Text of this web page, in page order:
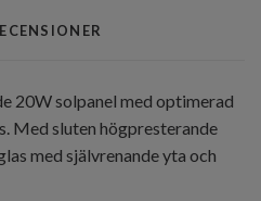
20W solpanel med optimerad
Med sluten högpresterande
med självrenande yta och